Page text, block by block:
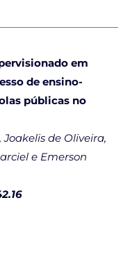
em
de ensino-
públicas no
de Oliveira,
e Emerson